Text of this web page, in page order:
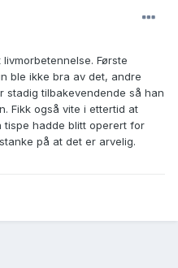
Første
ble ikke bra av det, andre
stadig tilbakevendende så han
Fikk også vite i ettertid at
tispe hadde blitt operert for
på at det er arvelig.